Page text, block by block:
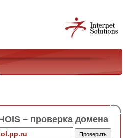
– проверка домена